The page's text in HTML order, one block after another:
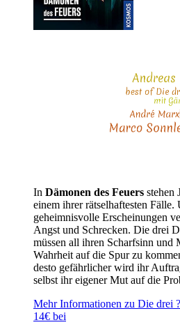
In Dämonen des Feuers stehen
einem ihrer rätselhaftesten
geheimnisvolle Erscheinungen
Angst und Schrecken. Die drei
müssen all ihren Scharfsinn und
Wahrheit auf die Spur zu
desto gefährlicher wird ihr
selbst ihr eigener Mut auf die
Mehr Informationen zu Die drei
14€ bei